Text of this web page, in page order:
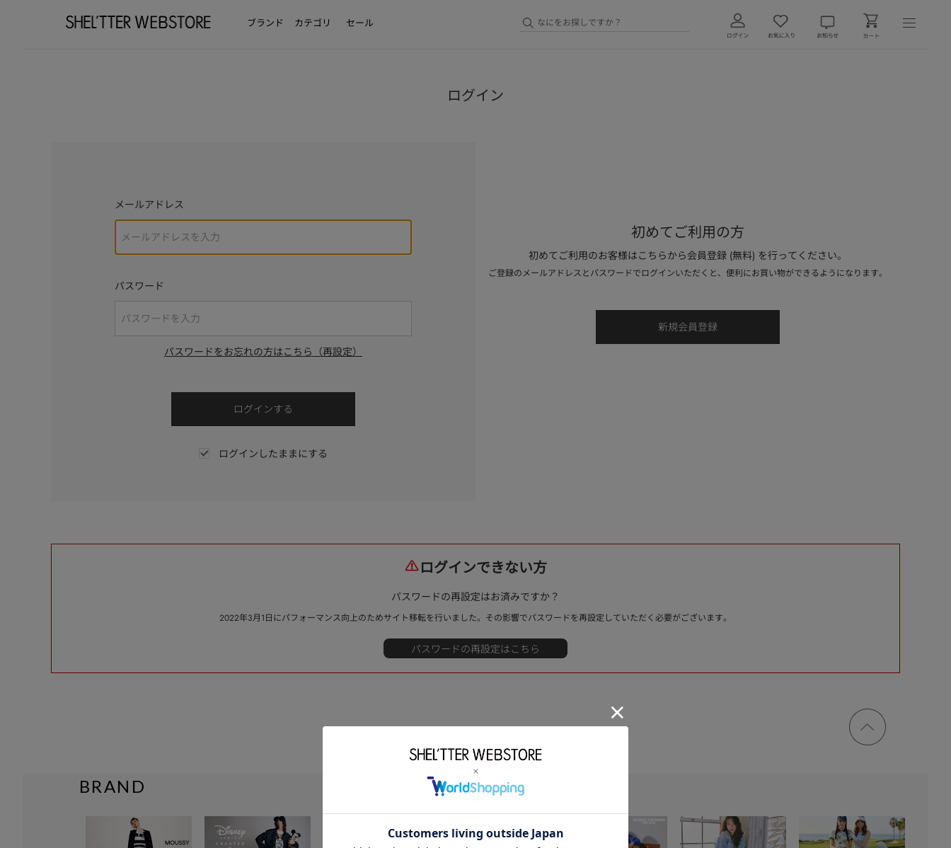
ブランド カテゴリ セール
ログイン
メールアドレス
パスワード
パスワードをお忘れの方はこちら（再設定）
ログインしたままにする
初めてご利用の方
初めてご利用のお客様はこちらから会員登録 (無料) を行ってください。
ご登録のメールアドレスとパスワードでログインいただくと、便利にお買い物ができるようになります。
ログインできない方
パスワードの再設定はお済みですか？
2022年3月1日にパフォーマンス向上のためサイト移転を行いました。その影響でパスワードを再設定していただく必要がございます。
ページ
トップ
BRAND